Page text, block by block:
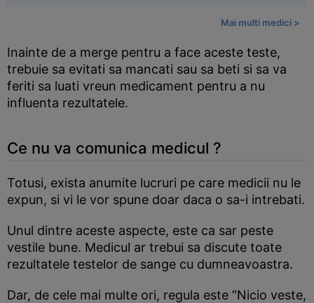
Mai multi medici >
Inainte de a merge pentru a face aceste teste,
trebuie sa evitati sa mancati sau sa beti si sa va
feriti sa luati vreun medicament pentru a nu
influenta rezultatele.
Ce nu va comunica medicul ?
Totusi, exista anumite lucruri pe care medicii nu le
expun, si vi le vor spune doar daca o sa-i intrebati.
Unul dintre aceste aspecte, este ca sar peste
vestile bune. Medicul ar trebui sa discute toate
rezultatele testelor de sange cu dumneavoastra.
Dar, de cele mai multe ori, regula este ”Nicio veste,